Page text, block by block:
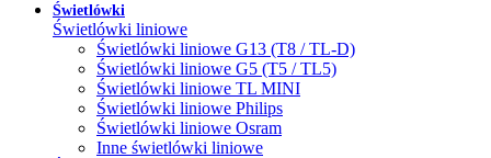
Świetlówki
Świetlówki liniowe
Świetlówki liniowe G13 (T8 / TL-D)
Świetlówki liniowe G5 (T5 / TL5)
Świetlówki liniowe TL MINI
Świetlówki liniowe Philips
Świetlówki liniowe Osram
Inne świetlówki liniowe